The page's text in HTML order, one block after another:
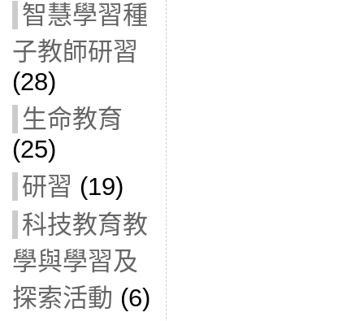
智慧學習種
子教師研習
(28)
生命教育
(25)
研習 (19)
科技教育教
學與學習及
探索活動 (6)